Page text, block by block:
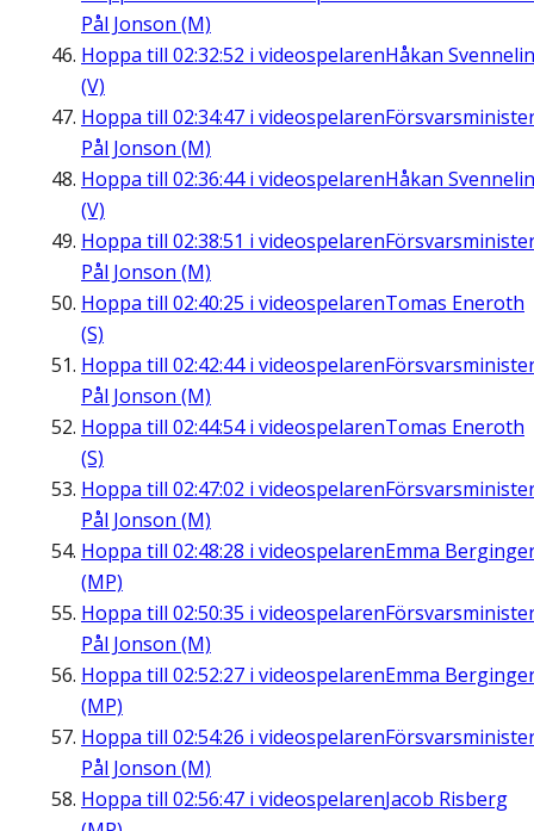
Pål Jonson (M)
Hoppa till 02:32:52 i videospelarenHåkan
(V)
Hoppa till 02:34:47 i videospelaren
Pål Jonson (M)
Hoppa till 02:36:44i videospelarenHåkan
(V)
Hoppa till 02:38:51 i videospelaren
Pål Jonson (M)
Hoppa till 02:40:25 i videospelarenTomas Eneroth
(S)
Hoppa till 02:42:44i videospelaren
Pål Jonson (M)
Hoppa till 02:44:54i videospelarenTomas Eneroth
(S)
Hoppa till 02:47:02 i videospelaren
Pål Jonson (M)
Hoppa till 02:48:28 i videospelarenEmma
(MP)
Hoppa till 02:50:35 i videospelaren
Pål Jonson (M)
Hoppa till 02:52:27 i videospelarenEmma
(MP)
Hoppa till 02:54:26 i videospelaren
Pål Jonson (M)
Hoppa till 02:56:47 i videospelarenJacob Risberg